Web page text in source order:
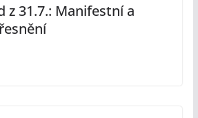
z 31.7.: Manifestní a